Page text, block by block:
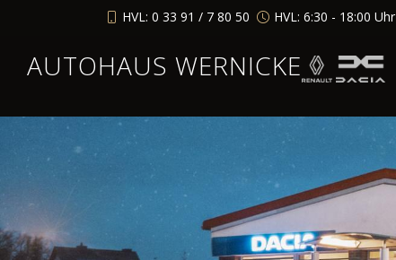
HVL: 0 33 91 / 7 80 50 HVL: 6:30 - 18:00 Uhr
AUTOHAUS WERNICKE